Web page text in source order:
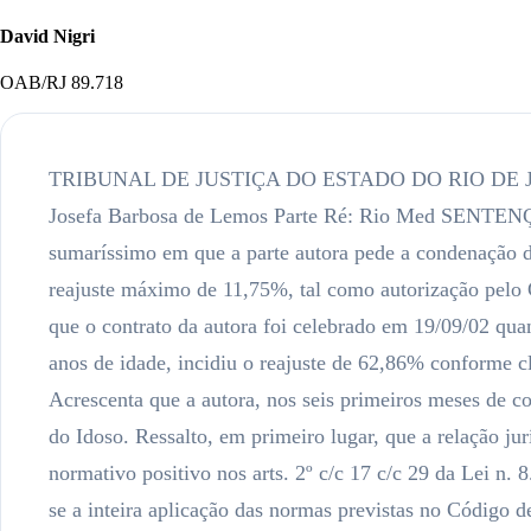
David Nigri
OAB/RJ 89.718
TRIBUNAL DE JUSTIÇA DO ESTADO DO RIO DE JANEIRO JUÍZO DE DIREITO DO 7º JUIZADO ESPECIAL CÍVEL Processo N. 2004.800.118151-7 Parte Autora: Josefa Barbosa de Lemos Parte Ré: Rio Med SENTENÇA Dispenso o relatório formal, com fulcro no art.38 da Lei n.9.099/95, e passo a decidir. Trata-se de ação pelo rito sumaríssimo em que a parte autora pede a condenação da ré à obrigação de manter as mensalidades devidas por força do plano da saúde com a aplicação do percentual de reajuste máximo de 11,75%, tal como autorização pelo Governo Federal, além de indenização por danos morais. Em contestação a ré impugna o pedido autoral, asseverando que o contrato da autora foi celebrado em 19/09/02 quando a mesma possuía 68 anos de idade estando compreendida pela faixa etária de “60 a 69 anos”; que ao fazer 70 anos de idade, incidiu o reajuste de 62,86% conforme cláusula 12º do contrato celebrado entre as partes; que houve a reajuste anual de 7,69% de acordo com a ANS. Acrescenta que a autora, nos seis primeiros meses de contrato, recebeu bonificação, tendo a tarifa promocional já terminado. Por fim, sustenta a irretroatividade do Estatuto do Idoso. Ressalto, em primeiro lugar, que a relação jurídica objeto da presente demanda é de consumo, uma vez que a parte autora encontra-se abarcada pelo conceito normativo positivo nos arts. 2º c/c 17 c/c 29 da Lei n. 8.078/90 e, igualmente, a parte ré subsume-se ao conceito do art. 3º do referido diploma legal. Por essa razão, impõe-se a inteira aplicação das normas previstas no Código de Defesa do Consumidor – que positiva um núcleo de regras e princípios protetores dos direitos dos consumidores enquanto tais – inclusive no que se considere à possibilidade de inversão do ônus da prova em favor da parte autora e à natureza da responsabilidade civil da parte ré. Em assim sendo e, mais, considerando as alegações veiculadas pela parte autora em sua petição inicial e na audiência realizada perante este juízo, tenho como procedentes as razões invocadas ao embasamento de sua pretensão. Constato que a autora, em função de sua condição vulnerável, pleiteou genericamente a abstenção de aplicação do reajuste efetuado pela ré. Demonstrou a sua boa-fé quando em audiência de instrução e julgamento atestou que não leu o contrato firmado, por tal razão, quer apenas ver reduzida a sua mensalidades que foi exorbitantemente reajustada, sequer sabendo que o motivo de tal reajuste foi a mudança de faixa etária como alegado pela ré. Com efeito, é frágil e estéril o argumento ventilado pela ré no sentido de que o contrato em tela permite o aumento em função da alteração da faixa ataria da autora, pois o advento da Lei nº.10.741/2003 (Estatuto do Idoso), tal conduta encontra-se expressamente vedada. Observo que o referido Estatuto – que cristaliza, atendendo a mandamento constitucional, um micro-sistema protetor da pessoa idosa – veda expressamente a utilização do critério “idade” para a fixação da variação de preços devidos às operadoras da saúde. O seu art. 15, § 3º é claro ao asseverar que: “É vedada a discriminação do idoso nos planos da saúde pela cobrança de valores diferenciados em razão da idade”. Trata-se